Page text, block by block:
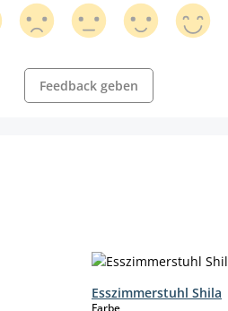
Feedback geben
Esszimmerstuhl Shila
auswählen